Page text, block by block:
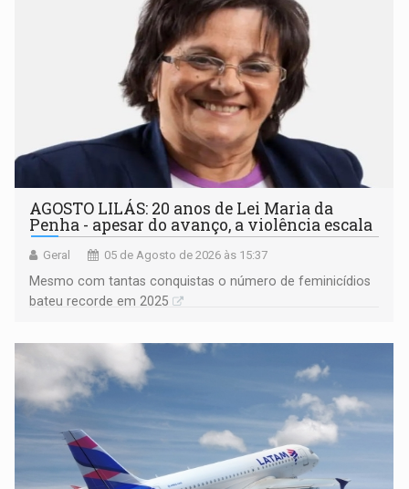
AGOSTO LILÁS: 20 anos de Lei Maria da
Penha - apesar do avanço, a violência escala
Geral 05 de Agosto de 2026 às 15:37
Mesmo com tantas conquistas o número de feminicídios
bateu recorde em 2025